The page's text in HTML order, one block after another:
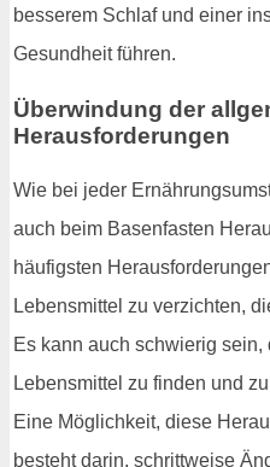
besserem Schlaf und einer
Gesundheit führen.
Überwindung der
Herausforderungen
Wie bei jeder
auch beim Basenfasten
häufigsten
Lebensmittel zu verzichten,
Es kann auch schwierig
Lebensmittel zu finden und
Eine Möglichkeit, diese
besteht darin, schrittweise